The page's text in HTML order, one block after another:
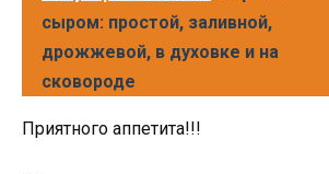
сыром: простой, заливной,
дрожжевой, в духовке и на
сковороде
Приятного аппетита!!!